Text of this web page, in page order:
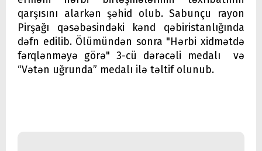
qarşısını alarkən şəhid olub. Sabunçu rayon
Pirşağı qəsəbəsindəki kənd qəbiristanlığında
dəfn edilib. Ölümündən sonra "Hərbi xidmətdə
fərqlənməyə görə" 3-cü dərəcəli medalı və
“Vətən uğrunda” medalı ilə təltif olunub.